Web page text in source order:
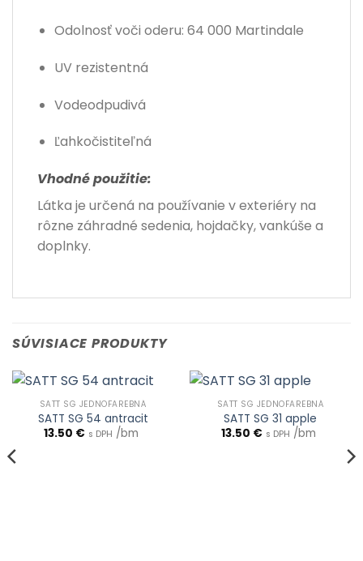
Odolnosť voči oderu: 64 000 Martindale
UV rezistentná
Vodeodpudivá
Ľahkočistiteľná
Vhodné použitie:
Látka je určená na používanie v exteriéry na
rôzne záhradné sedenia, hojdačky, vankúše a
doplnky.
SÚVISIACE PRODUKTY
SATT SG JEDNOFAREBNÁ
SATT SG 54 antracit
13.50 € s DPH /bm
SATT SG JEDNOFAREBNÁ
SATT SG 31 apple
13.50 € s DPH /bm